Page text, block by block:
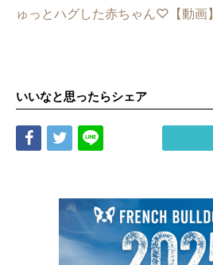
ゅっとハグした赤ちゃん♡【動画】
いいなと思ったらシェア
Share Tweet